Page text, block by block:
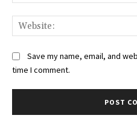
Save my name, email, and
time I comment.